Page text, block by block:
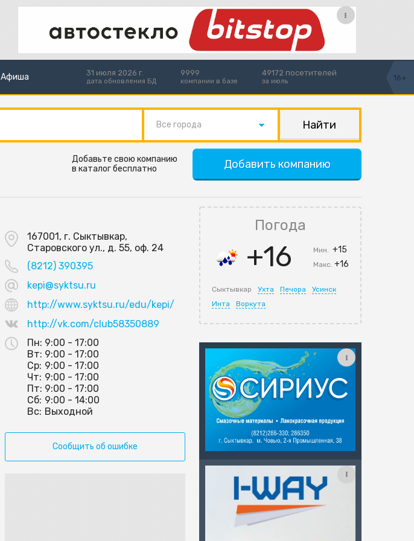
Афиша 31 июля 2026 г.
дата обновления БД
9999
компании в базе
49172 посетителей
за июль 16+
Все города
Добавить компанию
Добавьте свою компанию
в каталог бесплатно
167001, г. Сыктывкар,
Старовского ул., д. 55, оф. 24
(8212) 390395
kepi@syktsu.ru
http://www.syktsu.ru/edu/kepi/
http://vk.com/club58350889
Пн: 9:00 - 17:00
Вт: 9:00 - 17:00
Ср: 9:00 - 17:00
Чт: 9:00 - 17:00
Пт: 9:00 - 17:00
Сб: 9:00 - 14:00
Вс: Выходной
Сообщить об ошибке
Погода
+16 Мин.+15
Макс.+16
Сыктывкар Ухта Печора
Усинск
Инта
Воркута